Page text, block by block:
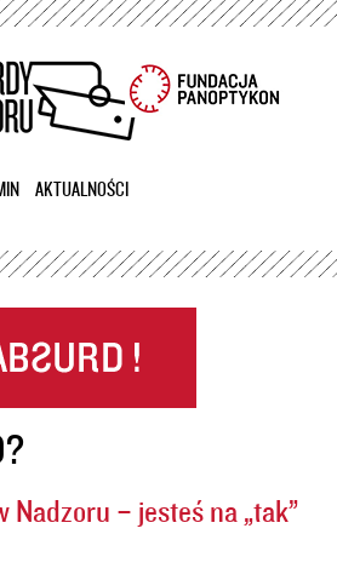
AKTUALNOŚCI
Nadzoru – jesteś na „tak”